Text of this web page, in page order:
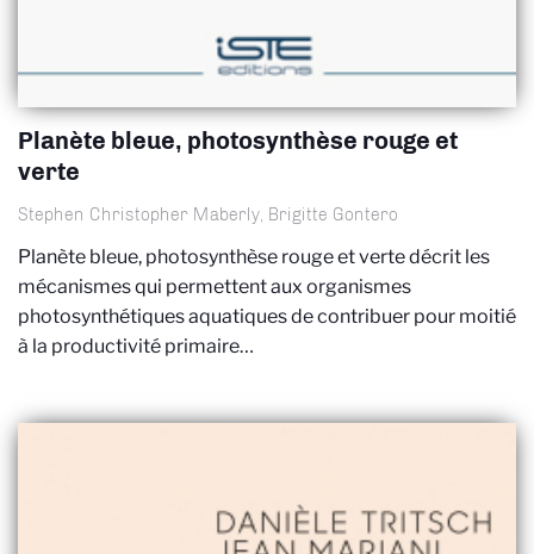
Planète bleue, photosynthèse rouge et
verte
Stephen Christopher Maberly, Brigitte Gontero
Planète bleue, photosynthèse rouge et verte décrit les
mécanismes qui permettent aux organismes
photosynthétiques aquatiques de contribuer pour moitié
à la productivité primaire…